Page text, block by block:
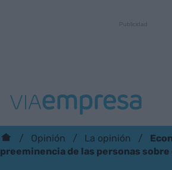
Opinión La opinión
preeminencia de las personas sobre